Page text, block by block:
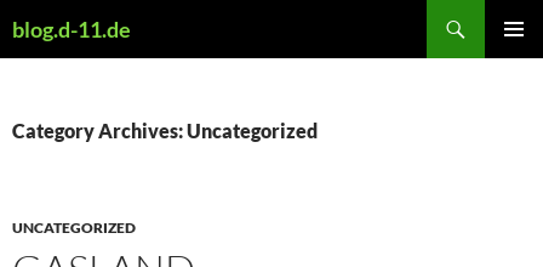
toblog.d-11.de
Category Archives: Uncategorized
UNCATEGORIZED